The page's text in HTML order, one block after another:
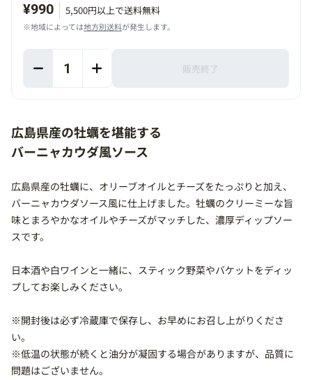
¥990 5,500円以上で送料無料
※地域によっては地方別送料が発生します。
1 販売終了
広島県産の牡蠣を堪能する
バーニャカウダ風ソース
広島県産の牡蠣に、オリーブオイルとチーズをたっぷりと加え、
バーニャカウダソース風に仕上げました。牡蠣のクリーミーな旨
味とまろやかなオイルやチーズがマッチした、濃厚ディップソー
スです。
日本酒や白ワインと一緒に、スティック野菜やバケットをディッ
プしてお楽しみください。
※開封後は必ず冷蔵庫で保存し、お早めにお召し上がりくださ
い。
※低温の状態が続くと油分が凝固する場合がありますが、品質に
問題はございません。